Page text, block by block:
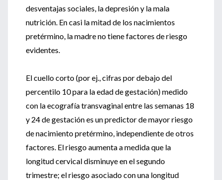
desventajas sociales, la depresión y la mala
nutrición. En casi la mitad de los nacimientos
pretérmino, la madre no tiene factores de riesgo
evidentes.
El cuello corto (por ej., cifras por debajo del
percentilo 10 para la edad de gestación) medido
con la ecografía transvaginal entre las semanas 18
y 24 de gestación es un predictor de mayor riesgo
de nacimiento pretérmino, independiente de otros
factores. El riesgo aumenta a medida que la
longitud cervical disminuye en el segundo
trimestre; el riesgo asociado con una longitud